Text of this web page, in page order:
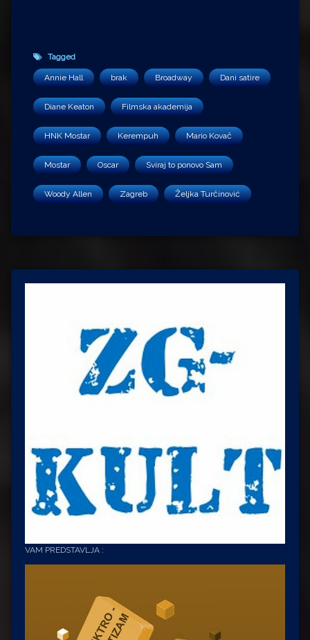
Tagged
Annie Hall brak Broadway Dani satire
Diane Keaton Filmska akademija
HNK Mostar Kerempuh Mario Kovač
Mostar Oscar Sviraj to ponovo Sam
Woody Allen Zagreb Željka Turčinović
VAM PREDSTAVLJA :